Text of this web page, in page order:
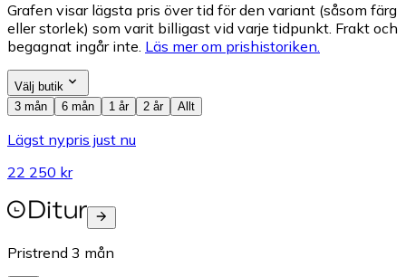
Grafen visar lägsta pris över tid för den variant (såsom färg
eller storlek) som varit billigast vid varje tidpunkt. Frakt och
begagnat ingår inte. Läs mer om prishistoriken.
Välj butik
3 mån
6 mån 1 år 2 år Allt
Lägst nypris just nu
22 250 kr
Pristrend 3 mån